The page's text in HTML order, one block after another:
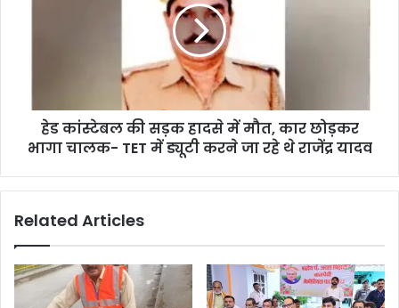
हेड कांस्टेबल की सड़क हादसे में मौत, कार छोड़कर
भागा चालक- TET में ड्यूटी करने जा रहे थे राजेंद्र यादव
Related Articles